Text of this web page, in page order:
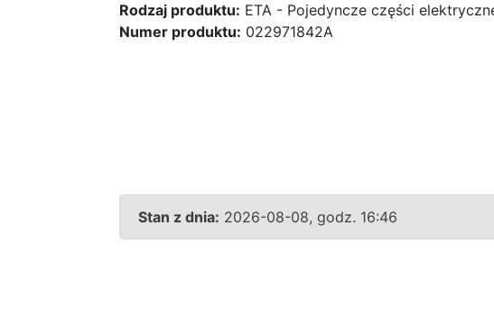
Rodzaj produktu: ETA - Pojedyncze części
Numer produktu: 022971842A
Stan z dnia: 2026-08-08, godz. 16:46